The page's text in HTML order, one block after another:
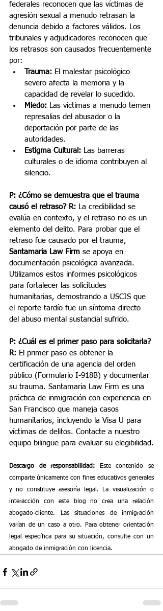
federales reconocen que las víctimas de
agresión sexual a menudo retrasan la
denuncia debido a factores válidos. Los
tribunales y adjudicadores reconocen que
los retrasos son causados frecuentemente
por:
Trauma: El malestar psicológico
severo afecta la memoria y la
capacidad de revelar lo sucedido.
Miedo: Las víctimas a menudo temen
represalias del abusador o la
deportación por parte de las
autoridades.
Estigma Cultural: Las barreras
culturales o de idioma contribuyen al
silencio.
P: ¿Cómo se demuestra que el trauma
causó el retraso? R: La credibilidad se
evalúa en contexto, y el retraso no es un
elemento del delito. Para probar que el
retraso fue causado por el trauma,
Santamaria Law Firm se apoya en
documentación psicológica avanzada.
Utilizamos estos informes psicológicos
para fortalecer las solicitudes
humanitarias, demostrando a USCIS que
el reporte tardío fue un síntoma directo
del abuso mental sustancial sufrido.
P: ¿Cuál es el primer paso para solicitarla?
R: El primer paso es obtener la
certificación de una agencia del orden
público (Formulario I-918B) y documentar
su trauma. Santamaria Law Firm es una
práctica de inmigración con experiencia en
San Francisco que maneja casos
humanitarios, incluyendo la Visa U para
víctimas de delitos. Contacte a nuestro
equipo bilingüe para evaluar su elegibilidad.
Descargo de responsabilidad: Este contenido se
comparte únicamente con fines educativos generales
y no constituye asesoría legal. La visualización o
interacción con este blog no crea una relación
abogado-cliente. Las situaciones de inmigración
varían de un caso a otro. Para obtener orientación
legal específica para su situación, consulte con un
abogado de inmigración con licencia.